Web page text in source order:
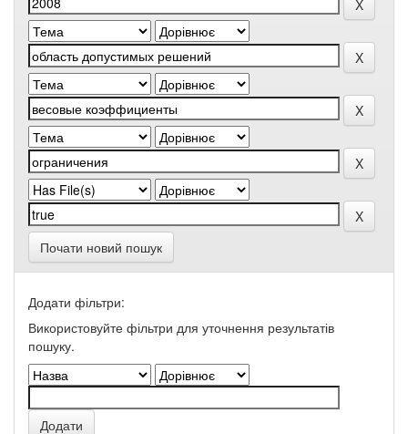
Почати новий пошук
Додати фільтри:
Використовуйте фільтри для уточнення результатів
пошуку.